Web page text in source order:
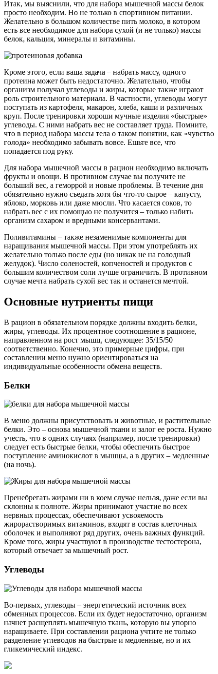
Итак, мы выяснили, что для набора мышечной массы белок
просто необходим. Но не только в спортивном питании.
Желательно в большом количестве пить молоко, в котором
есть все необходимое для набора сухой (и не только) массы –
белок, кальция, минералы и витамины.
Кроме этого, если ваша задача – набрать массу, одного
протеина может быть недостаточно. Желательно, чтобы
организм получал углеводы и жиры, которые также играют
роль строительного материала. В частности, углеводы могут
поступать из картофеля, макарон, хлеба, каши и различных
круп. После тренировки хороши мучные изделия «быстрые»
углеводы. С ними набрать вес не составляет труда. Помните,
что в период набора массы тела о таком понятии, как «чувство
голода» необходимо забывать вовсе. Ешьте все, что
попадается под руку.
Для набора мышечной массы в рацион необходимо включать
фрукты и овощи. В противном случае вы получите не
больший вес, а геморрой и новые проблемы. В течение дня
обязательно нужно съедать хотя бы что-то сырое – капусту,
яблоко, морковь или даже мюсли. Что касается соков, то
набрать вес с их помощью не получится – только набить
организм сахаром и вредными консервантами.
Поливитамины – также незаменимые компоненты для
наращивания мышечной массы. При этом употреблять их
желательно только после еды (но никак не на голодный
желудок). Число соленостей, копченостей и продуктов с
большим количеством соли лучше ограничить. В противном
случае мечта набрать сухой вес так и останется мечтой.
Основные нутриенты пищи
В рацион в обязательном порядке должны входить белки,
жиры, углеводы. Их процентное соотношение в рационе,
направленном на рост мышц, следующее: 35/15/50
соответственно. Конечно, это примерные цифры, при
составлении меню нужно ориентироваться на
индивидуальные особенности обмена веществ.
Белки
В меню должны присутствовать и животные, и растительные
белки. Это – основа мышечной ткани и залог ее роста. Нужно
учесть, что в одних случаях (например, после тренировки)
следует есть быстрые белки, чтобы обеспечить быстрое
поступление аминокислот в мышцы, а в других – медленные
(на ночь).
Пренебрегать жирами ни в коем случае нельзя, даже если вы
склонны к полноте. Жиры принимают участие во всех
нервных процессах, обеспечивают усвояемость
жирорастворимых витаминов, входят в состав клеточных
оболочек и выполняют ряд других, очень важных функций.
Кроме того, жиры участвуют в производстве тестостерона,
который отвечает за мышечный рост.
Углеводы
Во-первых, углеводы – энергетический источник всех
обменных процессов. Если их будет недостаточно, организм
начнет расщеплять мышечную ткань, которую вы упорно
наращиваете. При составлении рациона учтите не только
разделение углеводов на быстрые и медленные, но и их
гликемический индекс.